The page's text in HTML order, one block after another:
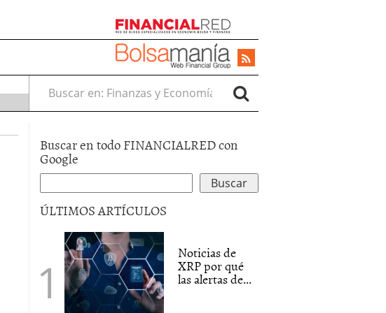
Buscar en:
Buscar en todo FINANCIALRED con
Google
ÚLTIMOS ARTÍCULOS
Noticias de
XRP por qué
las alertas de...